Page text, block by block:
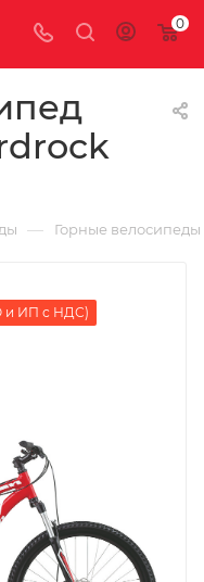
0
— Горные велосипеды
и ИП с НДС)